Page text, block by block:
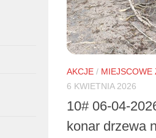
AKCJE / MIEJSCOWE
6 KWIETNIA 2026
10# 06-04-
konar drzewa